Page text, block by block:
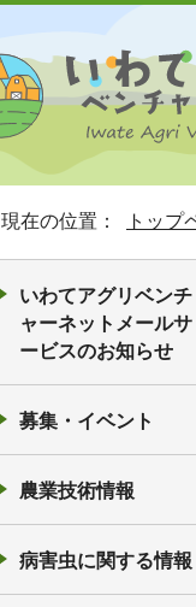
現在の位置： トップ
いわてアグリベンチ
ャーネットメールサ
ービスのお知らせ
募集・イベント
農業技術情報
病害虫に関する情報